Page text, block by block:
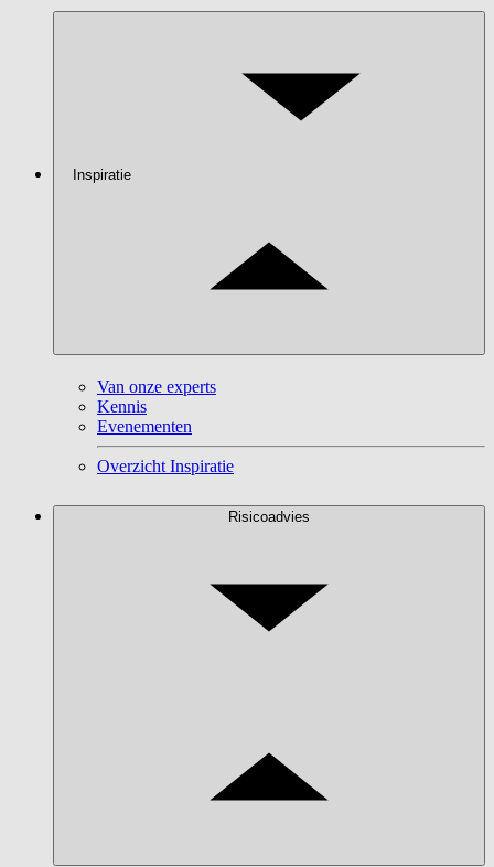
Inspiratie
Van onze experts
Kennis
Evenementen
Overzicht Inspiratie
Risicoadvies